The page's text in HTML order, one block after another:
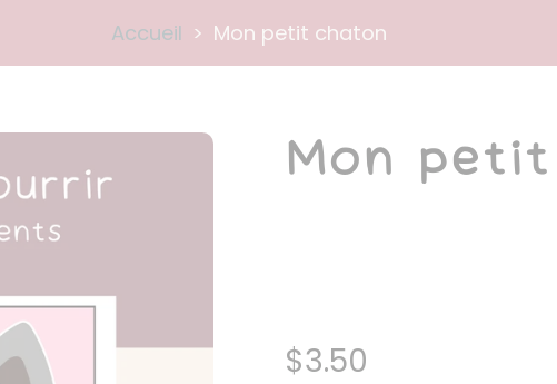
Accueil > Mon petit chaton
Mon
$3.50